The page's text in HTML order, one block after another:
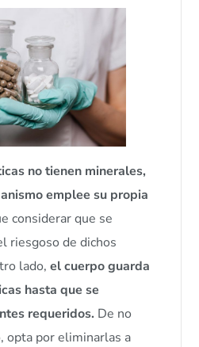
no tienen minerales,
emplee su propia
considerar que se
riesgoso de dichos
lado,el cuerpo guarda
hasta que se
requeridos. De no
opta por eliminarlas a